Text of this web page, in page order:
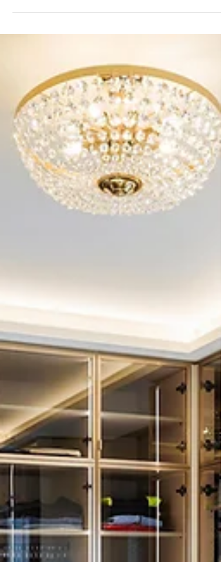
Thekenlösungen und Laboreinrichtungen.
Designideen entdecken. #portfolio #lookbook
#corian #mineralwerkstoff